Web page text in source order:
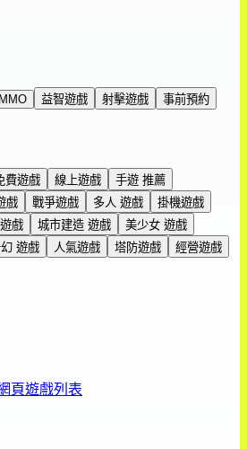
MMO 益智遊戲 射擊遊戲 事前預約
費遊戲 線上遊戲
手遊 推薦
戲 戰爭遊戲 多人 遊戲
掛機遊戲
戲 城市建造 遊戲
美少女 遊戲
遊戲 人氣遊戲 塔防遊戲
經營遊戲
頁遊戲列表